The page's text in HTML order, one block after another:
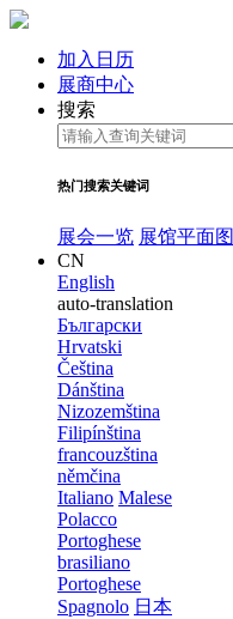
加入日历
展商中心
搜索
热门搜索关键词
展会一览 展馆平面图
CN
English
auto-translation
Български
Hrvatski
Čeština
Dánština
Nizozemština
Filipínština
francouzština
němčina
Italiano Malese
Polacco
Portoghese
brasiliano
Portoghese
Spagnolo 日本